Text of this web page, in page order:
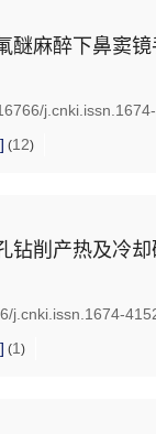
醚麻醉下鼻窦
(12)
钻削产热及冷却
j.cnki.issn.1674-
(1 )